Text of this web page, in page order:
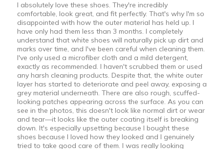
I absolutely love these shoes. They're incredibly
comfortable, look great, and fit perfectly. That's why I'm so
disappointed with how the outer material has held up. I
have only had them less than 3 months. I completely
understand that white shoes will naturally pick up dirt and
marks over time, and I've been careful when cleaning them.
I've only used a microfiber cloth and a mild detergent,
exactly as recommended. I haven't scrubbed them or used
any harsh cleaning products. Despite that, the white outer
layer has started to deteriorate and peel away, exposing a
grey material underneath. There are also rough, scuffed-
looking patches appearing across the surface. As you can
see in the photos, this doesn't look like normal dirt or wear
and tear—it looks like the outer coating itself is breaking
down. It's especially upsetting because I bought these
shoes because I loved how they looked and I genuinely
tried to take good care of them. I was really looking